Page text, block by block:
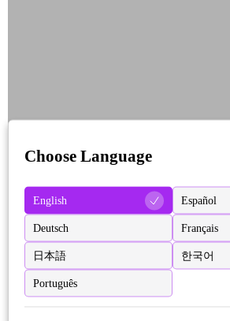
Choose Language
English Español
Deutsch Français
日本語 한국어
Português